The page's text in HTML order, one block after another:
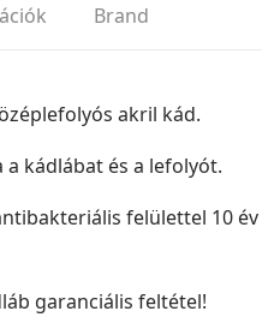
Brand
akril kád.
kádlábat és a lefolyót.
felülettel 10 év
garanciális feltétel!